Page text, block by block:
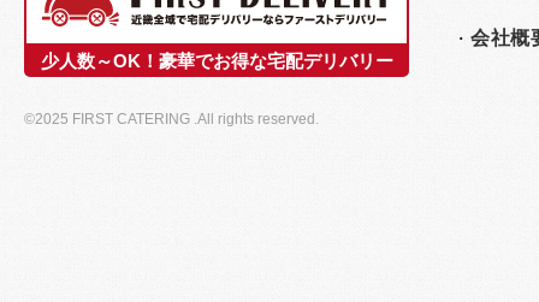
少人数～OK！豪華でお得な宅配デリバリー
©2025 FIRST CATERING .All rights reserved.
会社概